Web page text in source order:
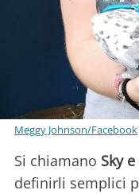
Meggy Johnson/Facebook
Si chiamano Sky
definirli semplici